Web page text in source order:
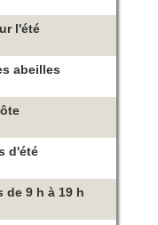
l'été
abeilles
d'été
de 9 h à 19 h